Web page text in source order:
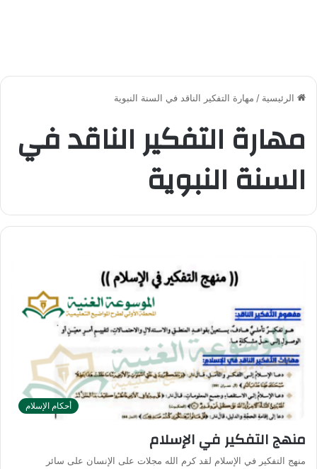
الرئيسية / مهارة التفكير الناقد في السنة النبوية
مهارة التفكير الناقد في
السنة النبوية
أحكام الإسلام
منهج التفكير في الإسلام
منهج التفكير في الإسلام لقد كرم الله مجلات على الإنسان على سائر